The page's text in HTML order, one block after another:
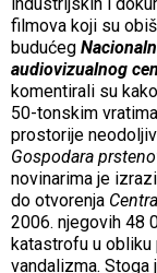
filmova koji su
budućeg
audiovizualnog
komentirali su
50-tonskim
prostorije
Gospodara
novinarima je
do otvorenja Centra
2006. njegovih 48
katastrofu u obliku
vandalizma. Stoga